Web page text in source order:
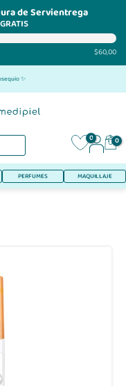
de Servientrega
$60,00
✨
0 0
PERFUMES MAQUILLAJE